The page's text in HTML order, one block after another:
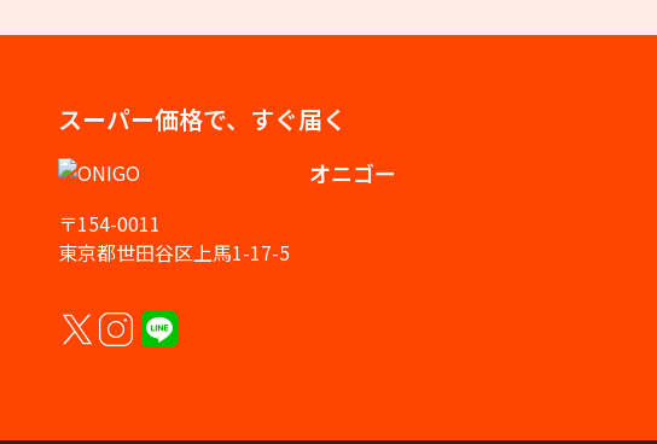
スーパー価格で、すぐ届く
オニゴー
〒154-0011
東京都世田谷区上馬1-17-5